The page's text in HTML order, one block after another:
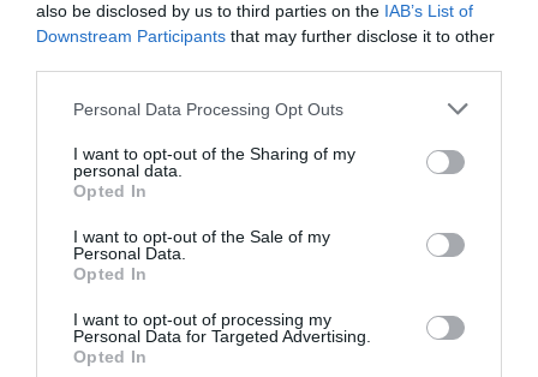
also be disclosed by us to third parties on the IAB’s List of
Downstream Participants that may further disclose it to other
Personal Data Processing Opt Outs
I want to opt-out of the Sharing of my
personal data.
Opted In
I want to opt-out of the Sale of my
Personal Data.
Opted In
I want to opt-out of processing my
Personal Data for Targeted Advertising.
Opted In